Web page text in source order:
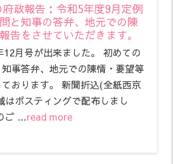
政報告：令和5年度9月定例
と知事の答弁、地元での陳
告をさせていただきます。
12月号が出来ました。 初めての
事答弁、地元での陳情・要望等
おります。 新聞折込(全紙西京
はポスティングで配布しまし
ご …read more